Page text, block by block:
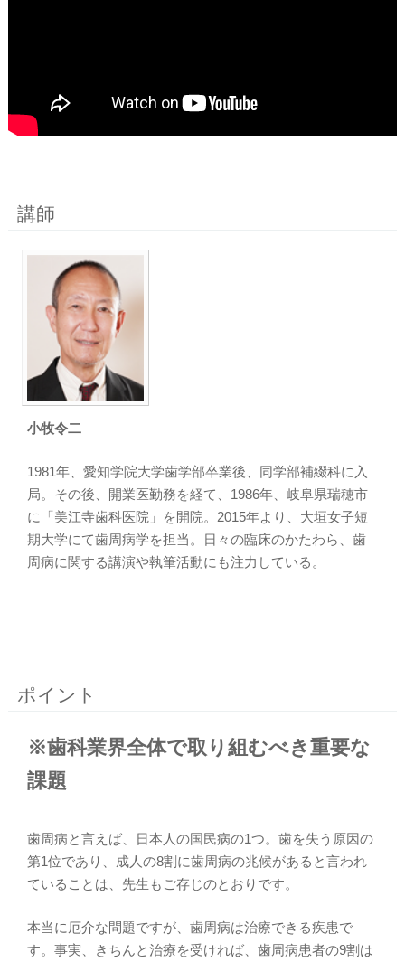
講師
小牧令二
1981年、愛知学院大学歯学部卒業後、同学部補綴科に入
局。その後、開業医勤務を経て、1986年、岐阜県瑞穂市
に「美江寺歯科医院」を開院。2015年より、大垣女子短
期大学にて歯周病学を担当。日々の臨床のかたわら、歯
周病に関する講演や執筆活動にも注力している。
ポイント
※歯科業界全体で取り組むべき重要な
課題
歯周病と言えば、日本人の国民病の1つ。歯を失う原因の
第1位であり、成人の8割に歯周病の兆候があると言われ
ていることは、先生もご存じのとおりです。
本当に厄介な問題ですが、歯周病は治療できる疾患で
す。事実、きちんと治療を受ければ、歯周病患者の9割は